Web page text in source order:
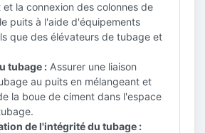
et la connexion des colonnes de
puits à l'aide d'équipements
que des élévateurs de tubage et
tubage : Assurer une liaison
au puits en mélangeant et
la boue de ciment dans l'espace
de l'intégrité du tubage :